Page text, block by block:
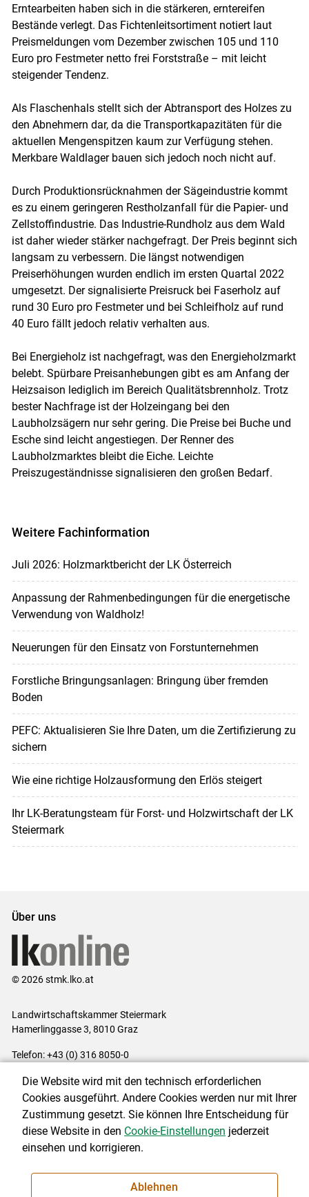
Erntearbeiten haben sich in die stärkeren, erntereifen
Bestände verlegt. Das Fichtenleitsortiment notiert laut
Preismeldungen vom Dezember zwischen 105 und 110
Euro pro Festmeter netto frei Forststraße – mit leicht
steigender Tendenz.
Als Flaschenhals stellt sich der Abtransport des Holzes zu
den Abnehmern dar, da die Transportkapazitäten für die
aktuellen Mengenspitzen kaum zur Verfügung stehen.
Merkbare Waldlager bauen sich jedoch noch nicht auf.
Durch Produktionsrücknahmen der Sägeindustrie kommt
es zu einem geringeren Restholzanfall für die Papier- und
Zellstoffindustrie. Das Industrie-Rundholz aus dem Wald
ist daher wieder stärker nachgefragt. Der Preis beginnt sich
langsam zu verbessern. Die längst notwendigen
Preiserhöhungen wurden endlich im ersten Quartal 2022
umgesetzt. Der signalisierte Preisruck bei Faserholz auf
rund 30 Euro pro Festmeter und bei Schleifholz auf rund
40 Euro fällt jedoch relativ verhalten aus.
Bei Energieholz ist nachgefragt, was den Energieholzmarkt
belebt. Spürbare Preisanhebungen gibt es am Anfang der
Heizsaison lediglich im Bereich Qualitätsbrennholz. Trotz
bester Nachfrage ist der Holzeingang bei den
Laubholzsägern nur sehr gering. Die Preise bei Buche und
Esche sind leicht angestiegen. Der Renner des
Laubholzmarktes bleibt die Eiche. Leichte
Preiszugeständnisse signalisieren den großen Bedarf.
Weitere Fachinformation
Juli 2026: Holzmarktbericht der LK Österreich
Anpassung der Rahmenbedingungen für die energetische
Verwendung von Waldholz!
Neuerungen für den Einsatz von Forstunternehmen
Forstliche Bringungsanlagen: Bringung über fremden
Boden
PEFC: Aktualisieren Sie Ihre Daten, um die Zertifizierung zu
sichern
Wie eine richtige Holzausformung den Erlös steigert
Ihr LK-Beratungsteam für Forst- und Holzwirtschaft der LK
Steiermark
Über uns
© 2026 stmk.lko.at
Landwirtschaftskammer Steiermark
Hamerlinggasse 3, 8010 Graz
Telefon: +43 (0) 316 8050-0
Impressum|Kontakt|Datenschutzerklärung|Barrierefreiheit|
Cookie-Einstellungen
NEWSLETTER
Die Website wird mit den technisch erforderlichen
Cookies ausgeführt. Andere Cookies werden nur mit Ihrer
Zustimmung gesetzt. Sie können Ihre Entscheidung für
diese Website in den Cookie-Einstellungen jederzeit
einsehen und korrigieren.
Ablehnen